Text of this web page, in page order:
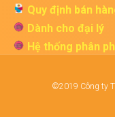
Quy định bán
Dành cho đại lý
Hệ thống phân
©2019 Công ty